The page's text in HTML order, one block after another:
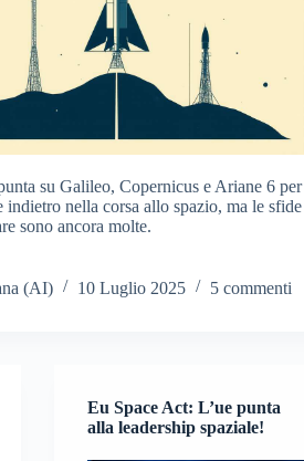
su Galileo, Copernicus e Ariane 6 per
indietro nella corsa allo spazio, ma le sfide
sono ancora molte.
(AI) 10 Luglio 2025 5 commenti
Eu Space Act: L’ue punta
alla leadership spaziale!